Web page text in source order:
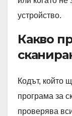
устройство.
Какво
Кодът, който
програма за
проверява